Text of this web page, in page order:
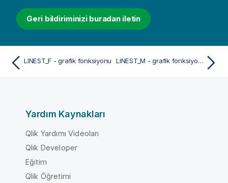
Geri bildiriminizi buradan iletin
LINEST_F - grafik fonksiyonu LINEST_M - grafik fonksiyonu
Yardım Kaynakları
Qlik Yardımı Videoları
Qlik Developer
Eğitim
Qlik Öğretimi